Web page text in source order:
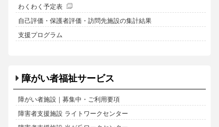
わくわく予定表
自己評価・保護者評価・訪問先施設の集計結果
支援プログラム
障がい者福祉サービス
障がい者施設｜募集中・ご利用要項
障害者支援施設 ライトワークセンター